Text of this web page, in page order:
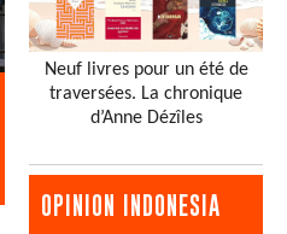
Neuf livres pour un été de
traversées. La chronique
d’Anne Dézîles
OPINION INDONESIA